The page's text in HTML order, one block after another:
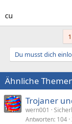
cu
Du musst dich
Ähnliche
Trojaner
wern001
Antworten 104